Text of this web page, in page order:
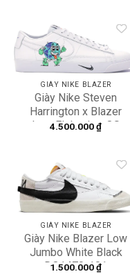
Add to
GIÀY NIKE BLAZER
Giày Nike Steven
Harrington x Blazer
Low Flyleather QS
4.500.000₫
Add to
GIÀY NIKE BLAZER
Giày Nike Blazer Low
Jumbo White Black
DQ1470-101
1.500.000₫